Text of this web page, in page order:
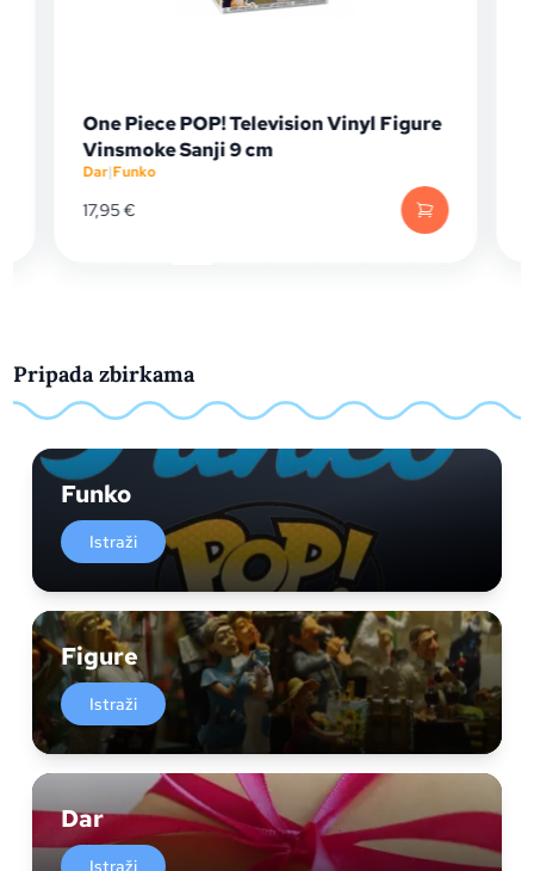
One Piece POP! Television Vinyl Figure
Vinsmoke Sanji 9 cm
Dar|Funko
17,95€
Pripada zbirkama
Funko
Istraži
Figure
Istraži
Dar
Istraži